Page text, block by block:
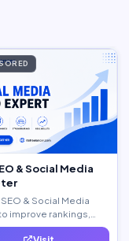
& Social Media
& Social Media
improve rankings,
traffic, and generate